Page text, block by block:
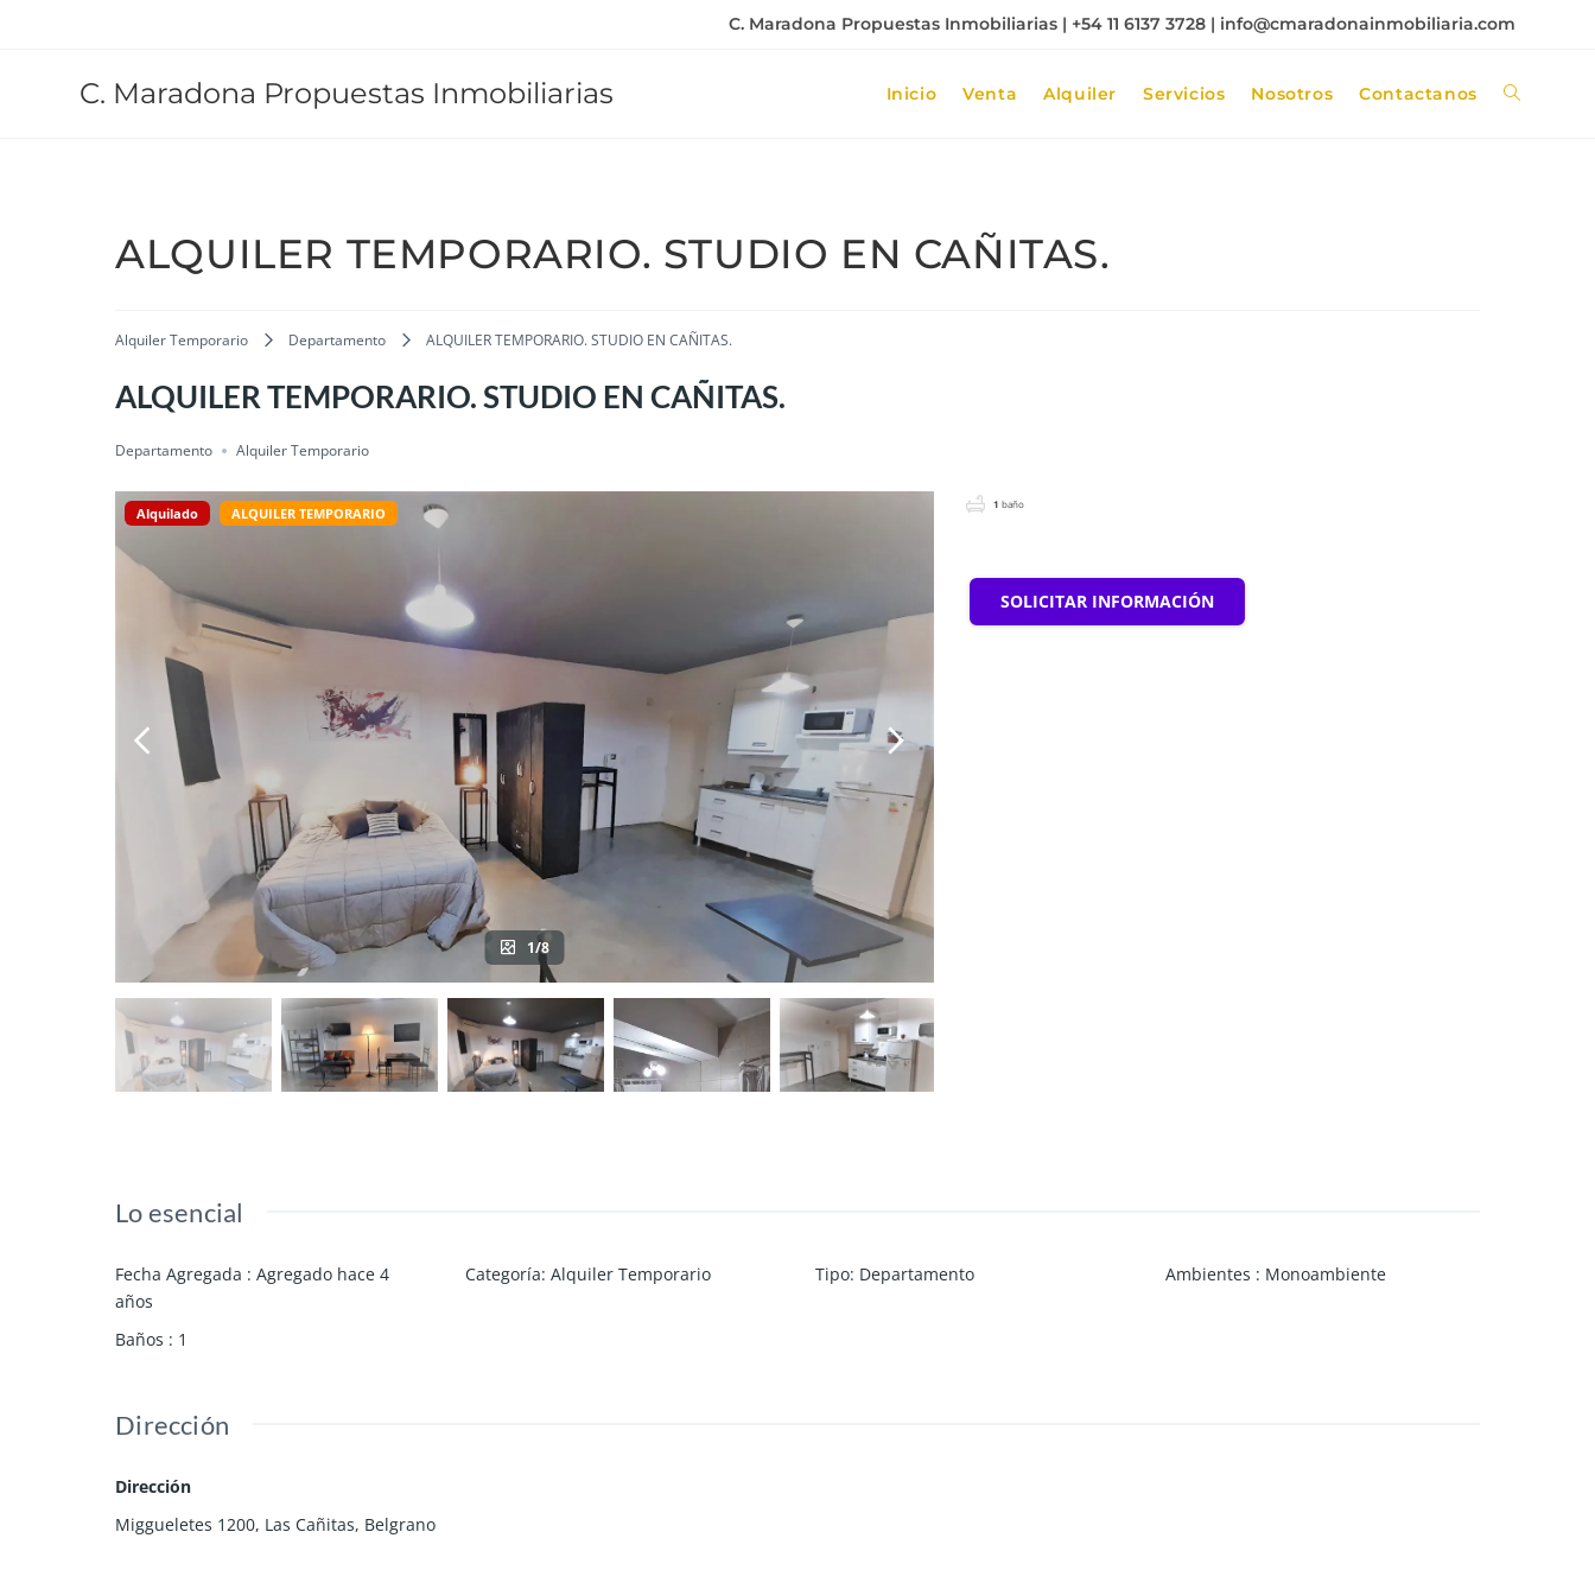
C. Maradona Propuestas Inmobiliarias | +54 11 6137 3728 | info@cmaradonainmobiliaria.com
C. Maradona Propuestas Inmobiliarias Inicio Venta Alquiler Servicios Nosotros Contactanos
ALQUILER TEMPORARIO. STUDIO EN CAÑITAS.
Alquiler Temporario Departamento ALQUILER TEMPORARIO. STUDIO EN CAÑITAS.
ALQUILER TEMPORARIO. STUDIO EN CAÑITAS.
Departamento Alquiler Temporario
Alquilado ALQUILER TEMPORARIO
1/8
1 baño
SOLICITAR INFORMACIÓN
Lo esencial
Fecha Agregada : Agregado hace 4
años
Categoría: Alquiler Temporario Tipo: Departamento Ambientes : Monoambiente
Baños : 1
Dirección
Dirección
Miggueletes 1200, Las Cañitas, Belgrano